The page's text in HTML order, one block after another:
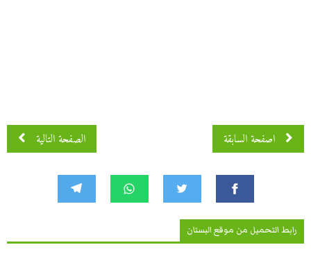
اصفحة السابقة اصفحة 3 من 4 الصفحة التالية
رابط التحميل من موقع البستان